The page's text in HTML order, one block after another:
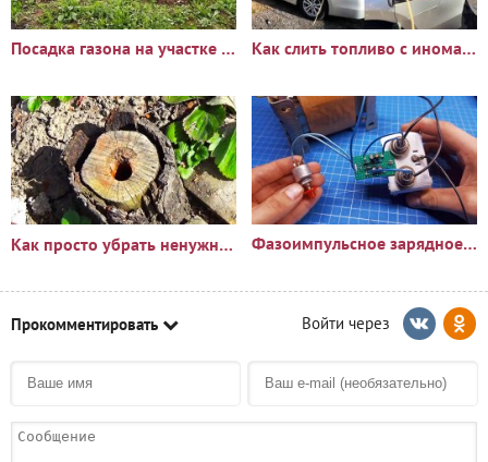
Посадка газона на участке с сорняками: опыт и результаты Как слить топливо с иномарки через горловину бака
Как просто убрать ненужный пень?🪵 Фазоимпульсное зарядное устройство своими руками
Прокомментировать